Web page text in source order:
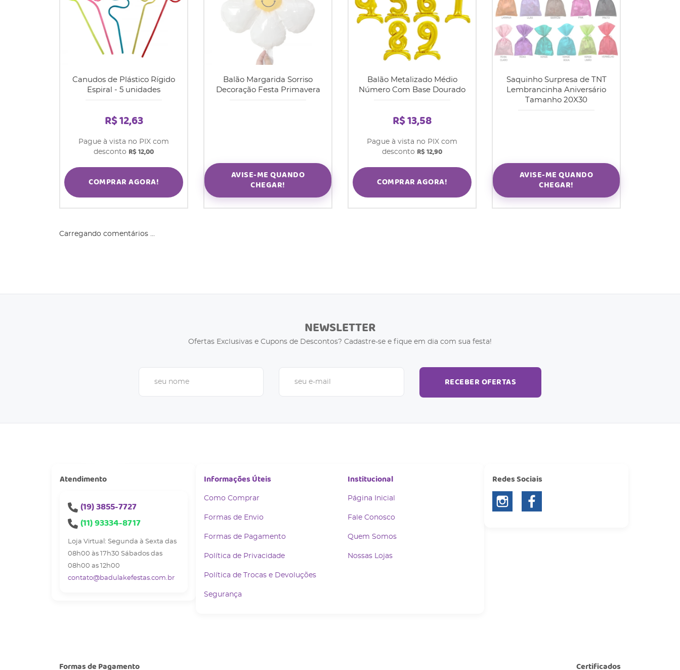
Canudos de Plástico Rígido
Espiral - 5 unidades
R$ 12,63
Pague à vista no PIX com
desconto R$ 12,00
COMPRAR AGORA!
Balão Margarida Sorriso
Decoração Festa Primavera
AVISE-ME QUANDO
CHEGAR!
Balão Metalizado Médio
Número Com Base Dourado
R$ 13,58
Pague à vista no PIX com
desconto R$ 12,90
COMPRAR AGORA!
Saquinho Surpresa de TNT
Lembrancinha Aniversário
Tamanho 20X30
AVISE-ME QUANDO
CHEGAR!
Carregando comentários ...
NEWSLETTER
Ofertas Exclusivas e Cupons de Descontos? Cadastre-se e fique em dia com sua festa!
RECEBER OFERTAS
Atendimento
(19)3855-7727
(11)93334-8717
Loja Virtual: Segunda à Sexta das
08h00 às 17h30 Sábados das
08h00 as 12h00
contato@badulakefestas.com.br
Informações Úteis
Como Comprar
Formas de Envio
Formas de Pagamento
Política de Privacidade
Política de Trocas e Devoluções
Segurança
Institucional
Página Inicial
Fale Conosco
Quem Somos
Nossas Lojas
Redes Sociais
Formas de Pagamento Certificados